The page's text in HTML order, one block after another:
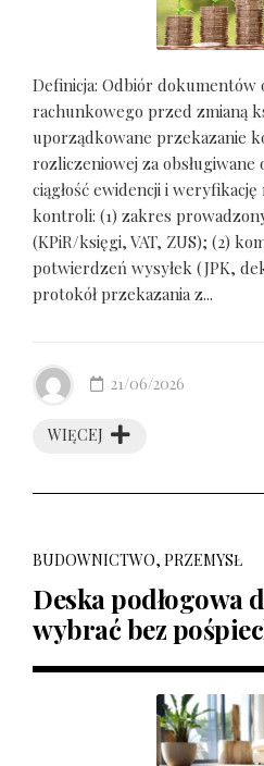
Definicja: Odbiór
rachunkowego przed zmianą
uporządkowane przekazanie
rozliczeniowej za obsługiwane
ciągłość ewidencji i
kontroli: (1) zakres
(KPiR/księgi, VAT, ZUS); (2)
potwierdzeń wysyłek (JPK,
protokół przekazania z...
WIĘCEJ
21/06/2026
BUDOWNICTWO, PRZEMYSŁ
Deska podłogowa
wybrać bez